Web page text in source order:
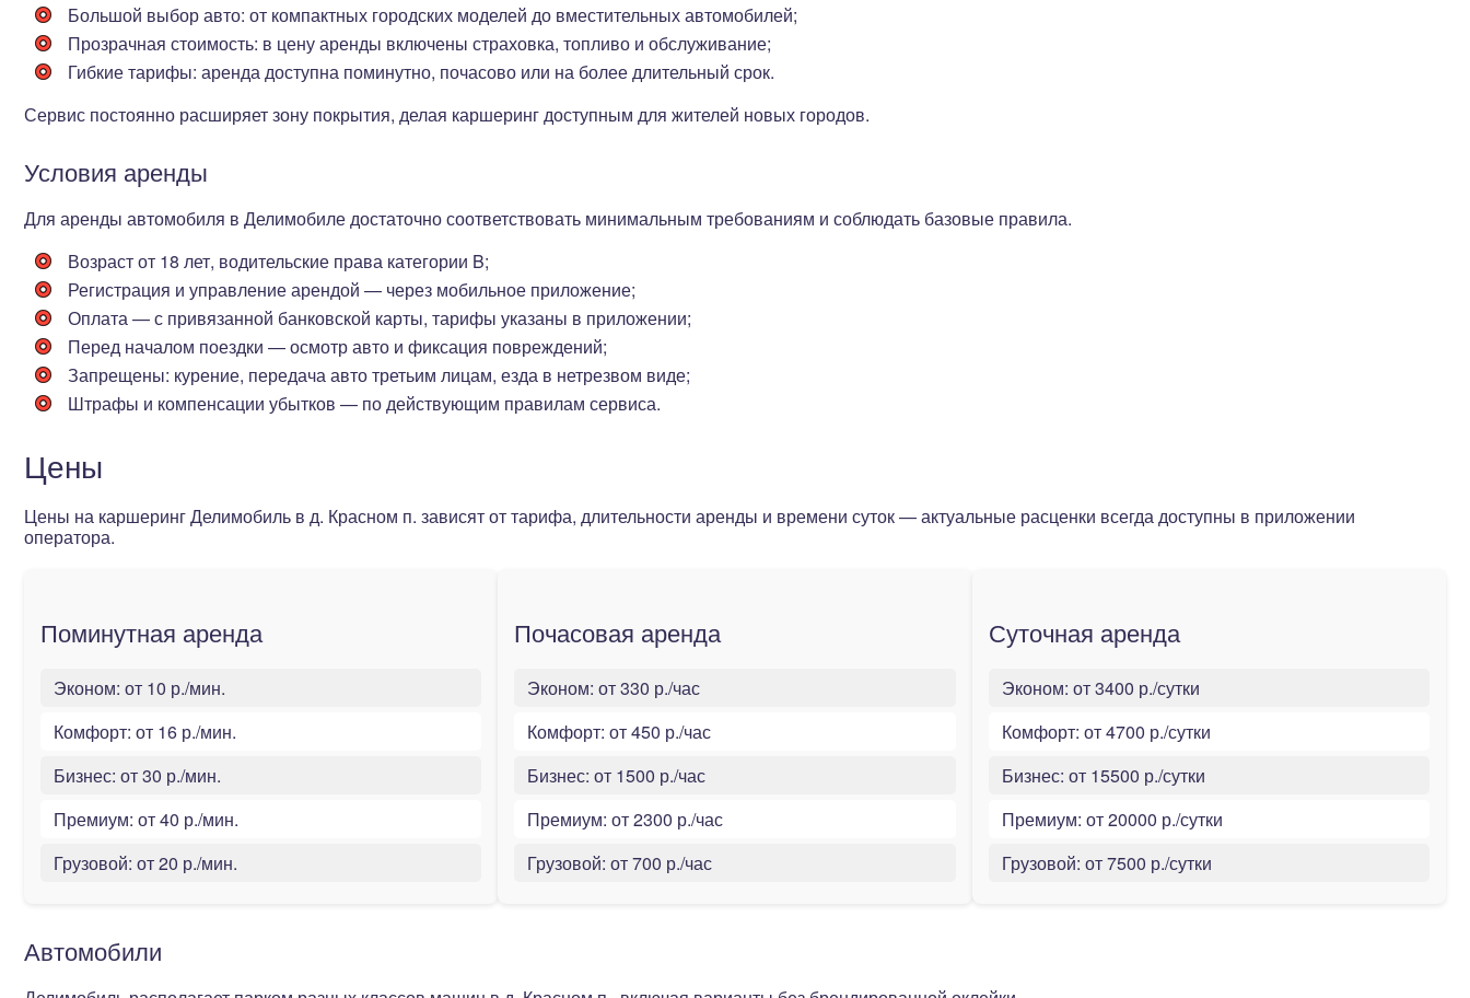
Большой выбор авто: от компактных городских моделей до вместительных автомобилей;
Прозрачная стоимость: в цену аренды включены страховка, топливо и обслуживание;
Гибкие тарифы: аренда доступна поминутно, почасово или на более длительный срок.
Сервис постоянно расширяет зону покрытия, делая каршеринг доступным для жителей новых городов.
Условия аренды
Для аренды автомобиля в Делимобиле достаточно соответствовать минимальным требованиям и соблюдать базовые правила.
Возраст от 18 лет, водительские права категории B;
Регистрация и управление арендой — через мобильное приложение;
Оплата — с привязанной банковской карты, тарифы указаны в приложении;
Перед началом поездки — осмотр авто и фиксация повреждений;
Запрещены: курение, передача авто третьим лицам, езда в нетрезвом виде;
Штрафы и компенсации убытков — по действующим правилам сервиса.
Цены
Цены на каршеринг Делимобиль в д. Красном п. зависят от тарифа, длительности аренды и времени суток — актуальные расценки всегда доступны в приложении
оператора.
Поминутная аренда
Эконом: от 10 р./мин.
Комфорт: от 16 р./мин.
Бизнес: от 30 р./мин.
Премиум: от 40 р./мин.
Грузовой: от 20 р./мин.
Почасовая аренда
Эконом: от 330 р./час
Комфорт: от 450 р./час
Бизнес: от 1500 р./час
Премиум: от 2300 р./час
Грузовой: от 700 р./час
Суточная аренда
Эконом: от 3400 р./сутки
Комфорт: от 4700 р./сутки
Бизнес: от 15500 р./сутки
Премиум: от 20000 р./сутки
Грузовой: от 7500 р./сутки
Автомобили